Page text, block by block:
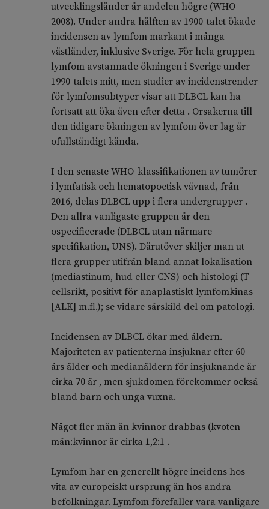
utvecklingsländer är andelen högre (WHO
2008). Under andra hälften av 1900-talet ökade
incidensen av lymfom markant i många
västländer, inklusive Sverige. För hela gruppen
lymfom avstannade ökningen i Sverige under
1990-talets mitt, men studier av incidenstrender
för lymfomsubtyper visar att DLBCL kan ha
fortsatt att öka även efter detta . Orsakerna till
den tidigare ökningen av lymfom över lag är
ofullständigt kända.
I den senaste WHO-klassifikationen av tumörer
i lymfatisk och hematopoetisk vävnad, från
2016, delas DLBCL upp i flera undergrupper .
Den allra vanligaste gruppen är den
ospecificerade (DLBCL utan närmare
specifikation, UNS). Därutöver skiljer man ut
flera grupper utifrån bland annat lokalisation
(mediastinum, hud eller CNS) och histologi (T-
cellsrikt, positivt för anaplastiskt lymfomkinas
[ALK] m.fl.); se vidare särskild del om patologi.
Incidensen av DLBCL ökar med åldern.
Majoriteten av patienterna insjuknar efter 60
års ålder och medianåldern för insjuknande är
cirka 70 år , men sjukdomen förekommer också
bland barn och unga vuxna.
Något fler män än kvinnor drabbas (kvoten
män:kvinnor är cirka 1,2:1 .
Lymfom har en generellt högre incidens hos
vita av europeiskt ursprung än hos andra
befolkningar. Lymfom förefaller vara vanligare